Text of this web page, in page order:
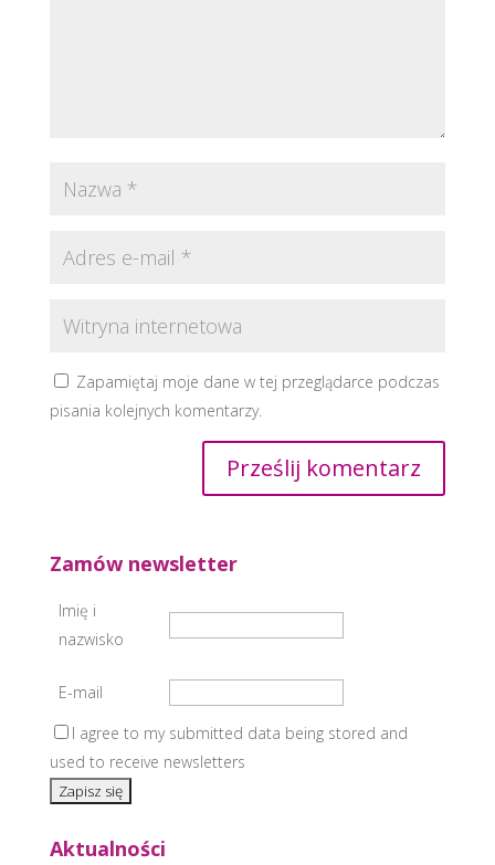
Zapamiętaj moje dane w tej przeglądarce podczas
pisania kolejnych komentarzy.
Zamów newsletter
Imię i
nazwisko
E-mail
I agree to my submitted data being stored and
used to receive newsletters
Aktualności